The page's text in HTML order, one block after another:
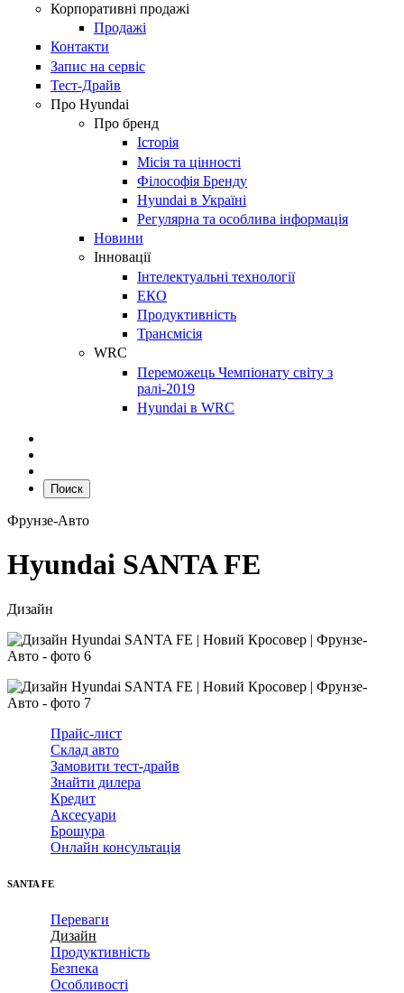
Корпоративні продажі
Продажі
Контакти
Запис на сервіс
Тест-Драйв
Про Hyundai
Про бренд
Історія
Місія та цінності
Філософія Бренду
Hyundai в Україні
Регулярна та особлива інформація
Новини
Інновації
Інтелектуальні технології
ЕКО
Продуктивність
Трансмісія
WRC
Переможець Чемпіонату світу з
ралі-2019
Hyundai в WRC
Поиск
Фрунзе-Авто
Hyundai SANTA FE
Дизайн
Прайс-лист
Склад авто
Замовити тест-драйв
Знайти дилера
Кредит
Аксесуари
Брошура
Онлайн консультація
SANTA FE
Переваги
Дизайн
Продуктивність
Безпека
Особливості